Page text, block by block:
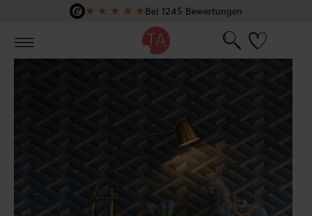
Zum Hauptinhalt springen
★ ★ ★ ★ ★Bei 1245 Bewertungen